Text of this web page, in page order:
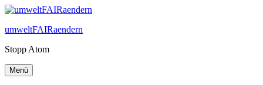
Zum
springen
umweltFAIRaendern
Stopp Atom
Menü